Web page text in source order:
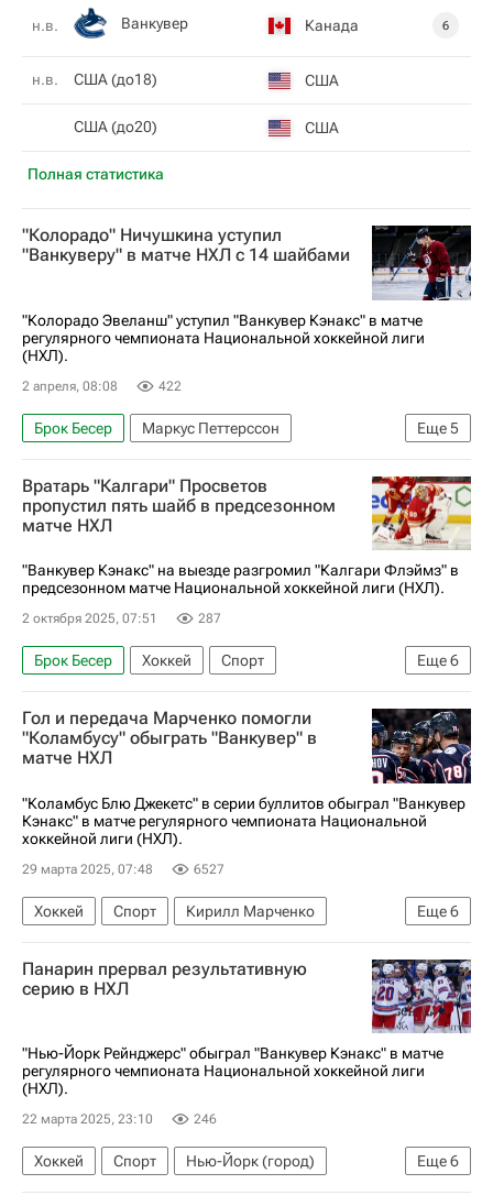
Полная статистика
н.в. Ванкувер Канада 6
н.в. США (до18) США
США (до20) США
"Колорадо" Ничушкина уступил
"Ванкуверу" в матче НХЛ с 14 шайбами
"Колорадо Эвеланш" уступил "Ванкувер Кэнакс" в матче
регулярного чемпионата Национальной хоккейной лиги
(НХЛ).
2 апреля, 08:08 422
Еще5
Брок Бесер
Маркус Петтерссон
Габриэль Ландескуг
Колорадо Эвеланш
Ванкувер Кэнакс
Национальная хоккейная лига (НХЛ)
Хоккей
Вратарь "Калгари" Просветов
пропустил пять шайб в предсезонном
матче НХЛ
"Ванкувер Кэнакс" на выезде разгромил "Калгари Флэймз" в
предсезонном матче Национальной хоккейной лиги (НХЛ).
2 октября 2025, 07:51 287
Еще6
Брок Бесер Хоккей
Спорт
Ванкувер Кэнакс
Национальная хоккейная лига (НХЛ)
Калгари Флэймз
Элиас Петтерссон
Иван Просветов
Гол и передача Марченко помогли
"Коламбусу" обыграть "Ванкувер" в
матче НХЛ
"Коламбус Блю Джекетс" в серии буллитов обыграл "Ванкувер
Кэнакс" в матче регулярного чемпионата Национальной
хоккейной лиги (НХЛ).
29 марта 2025, 07:48 6527
Еще6
Хоккей Спорт
Кирилл Марченко
Бун Дженнер
Данте Фаббро
Коламбус Блю Джекетс
Ванкувер Кэнакс
Национальная хоккейная лига (НХЛ)
Панарин прервал результативную
серию в НХЛ
"Нью-Йорк Рейнджерс" обыграл "Ванкувер Кэнакс" в матче
регулярного чемпионата Национальной хоккейной лиги
(НХЛ).
22 марта 2025, 23:10 246
Еще6
Хоккей Спорт
Нью-Йорк (город)